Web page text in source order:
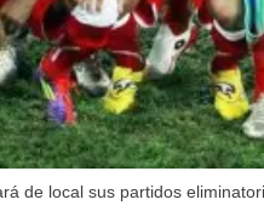
de local sus partidos